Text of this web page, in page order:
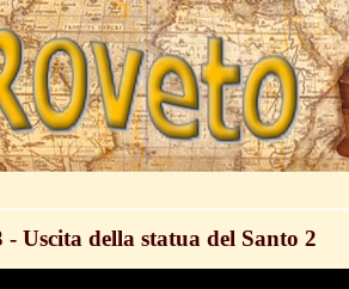
Uscita della statua del Santo 2